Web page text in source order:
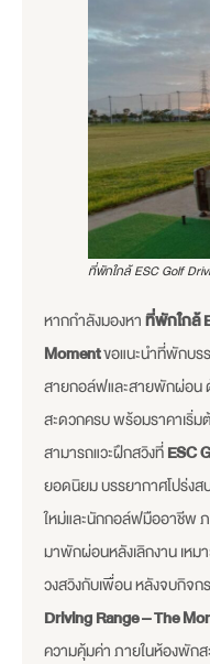
ที่พักใกล้ ESC Golf
หากกำลังมองหาที่พักใกล้
Momentขอแนะนำที่พักบร
สายกอล์ฟและสายพักผ่อน
สะดวกครบ พร้อมราคาเริ่
สามารถแวะฝึกสวิงที่ESC
ยอดนิยม บรรยากาศโปร่ง
ใหม่และนักกอล์ฟมืออาชีพ
มาพักผ่อนหลังเลิกงาน เหม
วงสวิงกับเพื่อน หลังจบกิจ
Driving Range – The
ความคุ้มค่า ภายในห้องพัก